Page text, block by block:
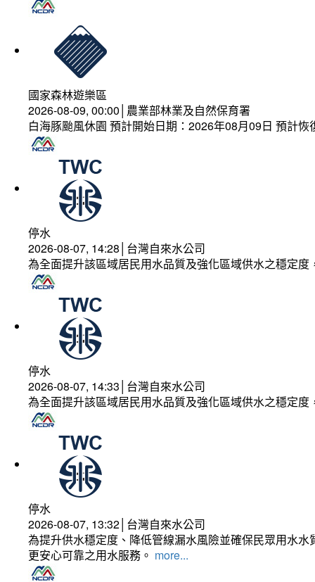
國家森林遊樂區
2026-08-09, 00:00│農業部林業及自然保育署
白海豚颱風休園 預計開始日期：2026年08月09日 預計
停水
2026-08-07, 14:28│台灣自來水公司
為全面提升該區域居民用水品質及強化區域供水之穩定
停水
2026-08-07, 14:33│台灣自來水公司
為全面提升該區域居民用水品質及強化區域供水之穩定
停水
2026-08-07, 13:32│台灣自來水公司
為提升供水穩定度、降低管線漏水風險並確保民眾用水
更安心可靠之用水服務。 more...